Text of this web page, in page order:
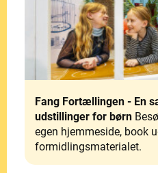
Fang Fortællingen - En
udstillinger for børn
egen hjemmeside, book